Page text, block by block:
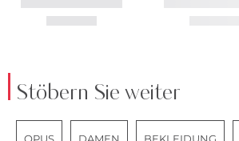
Stöbern Sie weiter
OPUS DAMEN BEKLEIDUNG